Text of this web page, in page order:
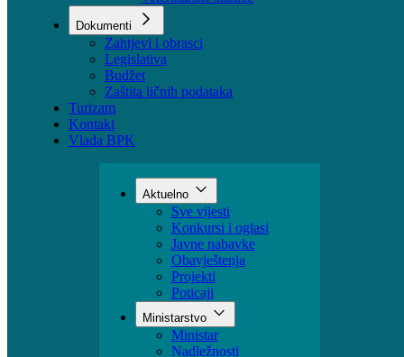
Organizacije
Lista organizacija
Veterinarske stanice
Dokumenti
Zahtjevi i obrasci
Legislativa
Budžet
Zaštita ličnih podataka
Vlada BPK
Aktuelno
Sve vijesti
Konkursi i oglasi
Javne nabavke
Obavještenja
Projekti
Poticaji